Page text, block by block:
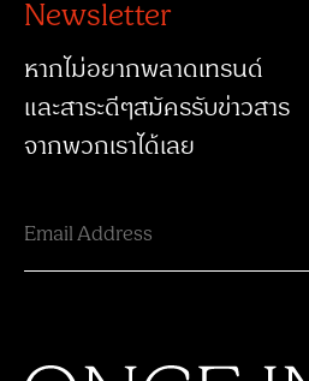
Newsletter
หากไม่อยากพลาดเทรนด์
และสาระดีๆสมัครรับข่าวสาร
จากพวกเราได้เลย